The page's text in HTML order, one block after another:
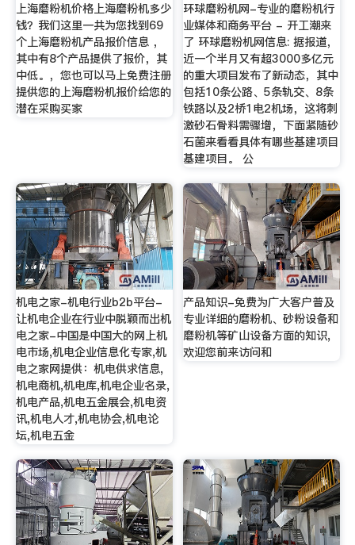
上海磨粉机价格上海磨粉机多少
钱？我们这里一共为您找到69
个上海磨粉机产品报价信息 ，
其中有8个产品提供了报价，其
中低。，您也可以马上免费注册
提供您的上海磨粉机报价给您的
潜在采购买家
环球磨粉机网-专业的磨粉机行
业媒体和商务平台 - 开工潮来
了 环球磨粉机网信息: 据报道，
近一个半月又有超3000多亿元
的重大项目发布了新动态，其中
包括10条公路、5条轨交、8条
铁路以及2桥1电2机场，这将刺
激砂石骨料需骤增，下面紧随砂
石菌来看看具体有哪些基建项目
基建项目。 公
机电之家-机电行业b2b平台-
让机电企业在行业中脱颖而出机
电之家-中国是中国大的网上机
电市场,机电企业信息化专家,机
电之家网提供：机电供求信息,
机电商机,机电库,机电企业名录,
机电产品,机电五金展会,机电资
讯,机电人才,机电协会,机电论
坛,机电五金
产品知识-免费为广大客户普及
专业详细的磨粉机、砂粉设备和
磨粉机等矿山设备方面的知识,
欢迎您前来访问和